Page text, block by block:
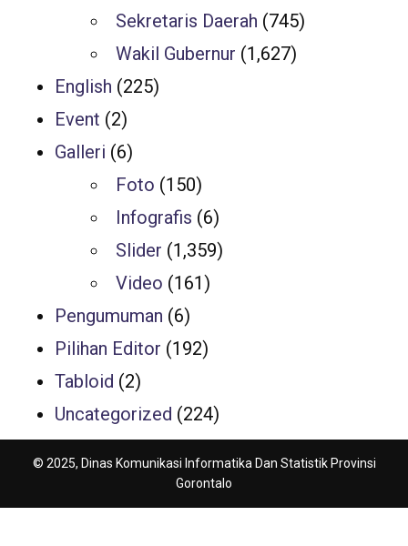
Sekretaris Daerah (745)
Wakil Gubernur (1,627)
English (225)
Event (2)
Galleri (6)
Foto (150)
Infografis (6)
Slider (1,359)
Video (161)
Pengumuman (6)
Pilihan Editor (192)
Tabloid (2)
Uncategorized (224)
© 2025, Dinas Komunikasi Informatika Dan Statistik Provinsi
Gorontalo